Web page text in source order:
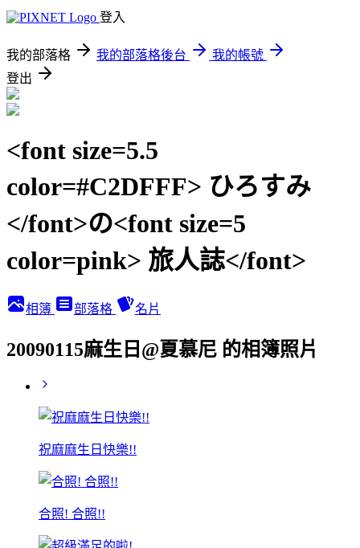
登入
我的部落格 我的部落格後台
我的帳號
登出
<font size=5.5
color=#C2DFFF> ひろすみ
</font>の<font size=5
color=pink> 旅人誌</font>
相簿 部落格 名片
20090115麻生日@夏慕尼 的相簿照片
祝麻麻生日快樂!!
合照! 合照!!